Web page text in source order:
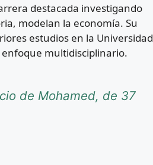
destacada investigando
modelan la economía. Su
estudios en la Universidad
enfoque multidisciplinario.
de Mohamed, de 37